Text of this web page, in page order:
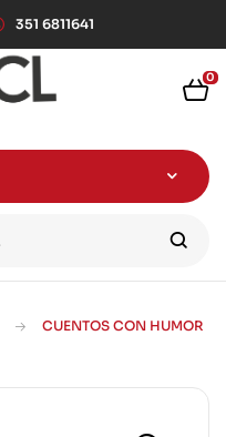
351 6811641
0
CUENTOS CON HUMOR